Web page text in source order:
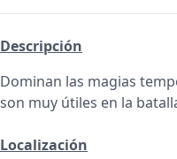
Descripción
Dominan las magias
son muy útiles en la
Localización